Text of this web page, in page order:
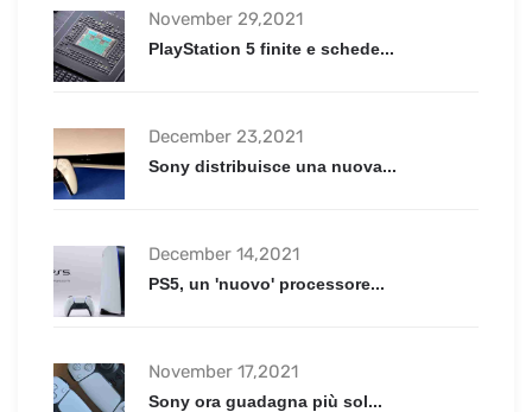
November 29,2021
PlayStation 5 finite e schede...
December 23,2021
Sony distribuisce una nuova...
December 14,2021
PS5, un 'nuovo' processore...
November 17,2021
Sony ora guadagna più sol...